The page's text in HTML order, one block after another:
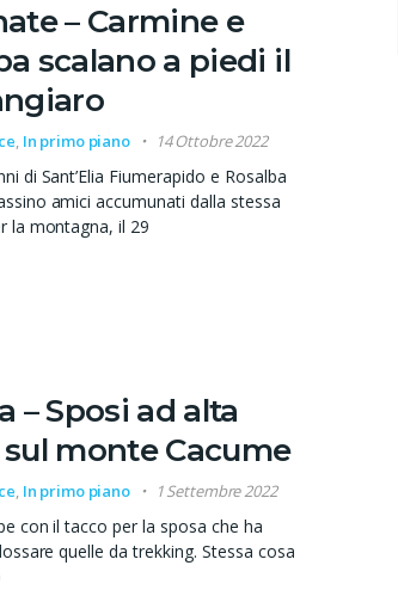
– Carmine e
scalano a piedi il
, In primo piano 14 Ottobre 2022
di Sant’Elia Fiumerapido e Rosalba
amici accumunati dalla stessa
la montagna, il 29
– Sposi ad alta
monte Cacume
, In primo piano 1 Settembre 2022
con il tacco per la sposa che ha
quelle da trekking. Stessa cosa